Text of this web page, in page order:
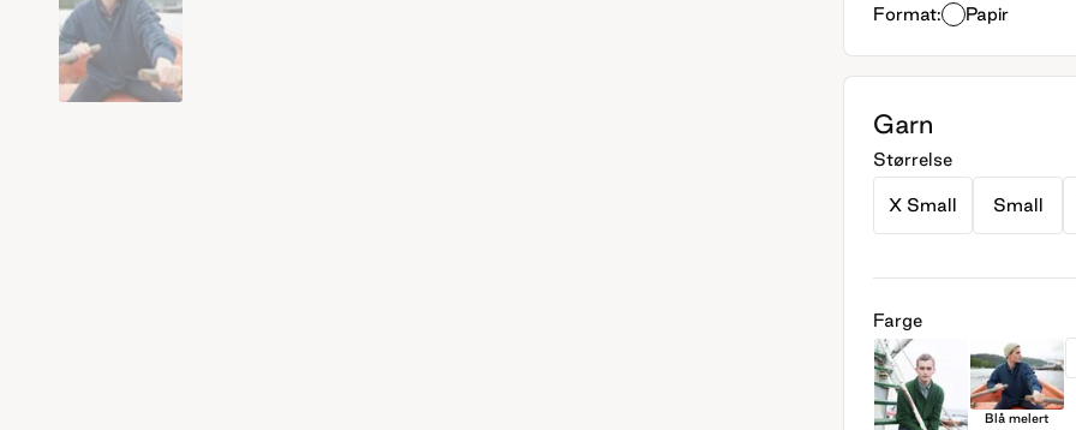
Format: Papir
Garn
Størrelse
X Small Small
Farge
Blå melert